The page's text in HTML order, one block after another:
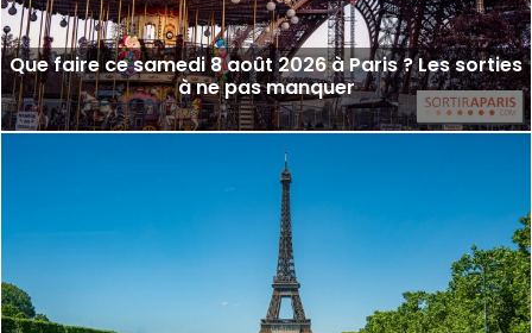
Que faire ce samedi 8 août 2026 à Paris ? Les sorties
à ne pas manquer